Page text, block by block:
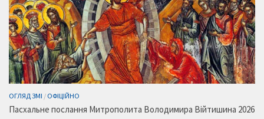
ОГЛЯД ЗМІ / ОФІЦІЙНО
Пасхальне послання Митрополита Володимира Війтишина 2026